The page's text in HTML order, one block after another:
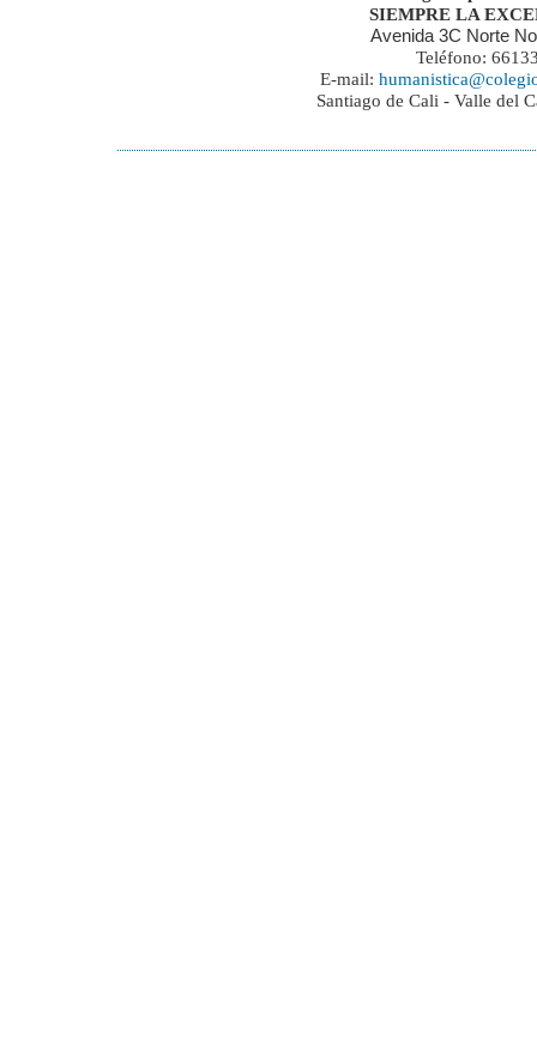
SIEMPRE LA
Avenida 3C Norte
Teléfono:
E-mail:
Santiago de Cali - Valle del